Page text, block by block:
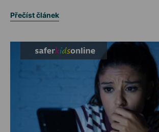
Přečíst článek